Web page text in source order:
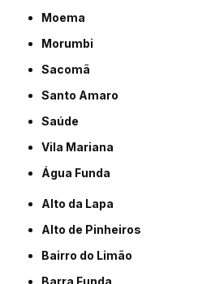
Moema
Morumbi
Sacomã
Santo Amaro
Saúde
Vila Mariana
Água Funda
Alto da Lapa
Alto de Pinheiros
Bairro do Limão